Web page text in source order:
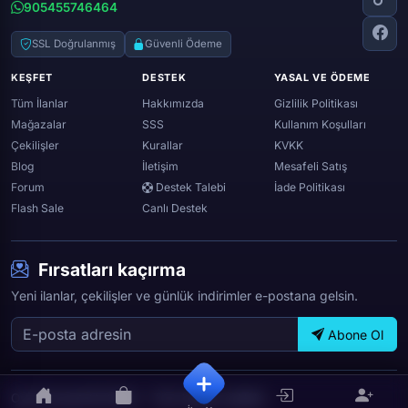
Zula
Genshin ımpact
Twitter (x)
Spotify
905455746464
SSL Doğrulanmış Güvenli Ödeme
KEŞFET
Tüm İlanlar
Mağazalar
Çekilişler
Blog
Forum
Flash Sale
DESTEK
Hakkımızda
SSS
Kurallar
İletişim
Destek Talebi
Canlı Destek
YASAL VE ÖDEME
Gizlilik Politikası
Kullanım Koşulları
KVKK
Mesafeli Satış
İade Politikası
Fırsatları kaçırma
Yeni ilanlar, çekilişler ve günlük indirimler e-postana gelsin.
Abone Ol
OyunTicareti © 2026 — Tüm hakları saklıdır.